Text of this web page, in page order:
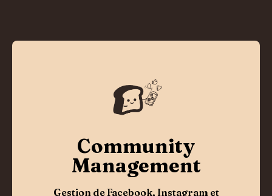
Community
Management
Gestion de Facebook, Instagram et